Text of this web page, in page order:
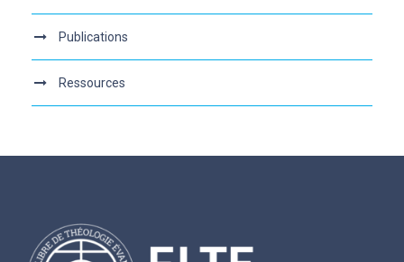
Publications
Ressources